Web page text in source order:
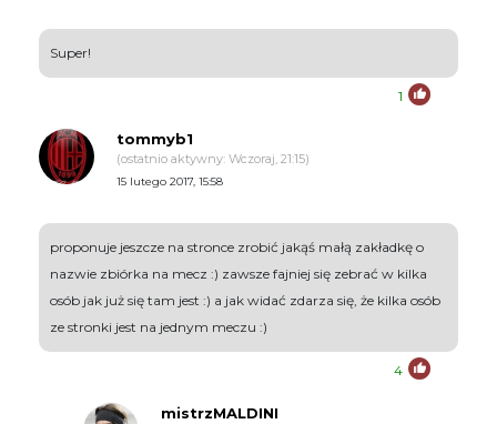
Super!
1
tommyb1
(ostatnio aktywny: Wczoraj, 21:15)
15 lutego 2017, 15:58
proponuje jeszcze na stronce zrobić jakąś małą zakładkę o
nazwie zbiórka na mecz :) zawsze fajniej się zebrać w kilka
osób jak już się tam jest :) a jak widać zdarza się, że kilka osób
ze stronki jest na jednym meczu :)
4
mistrzMALDINI